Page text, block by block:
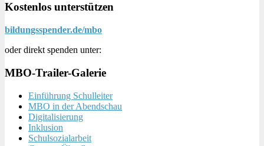
Kostenlos unterstützen
bildungsspender.de/mbo
oder direkt spenden unter:
MBO-Trailer-Galerie
Einführung Schulleiter
MBO in der Abendschau
Digitalisierung
Inklusion
Schulsozialarbeit